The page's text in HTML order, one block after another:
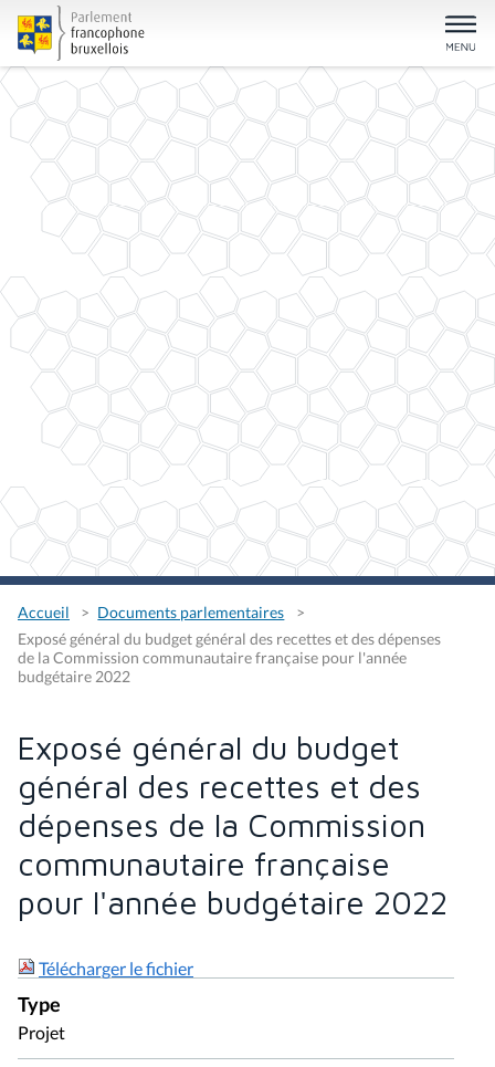
Accueil
Documents parlementaires
Exposé général du budget général des recettes et des dépenses
de la Commission communautaire française pour l'année
budgétaire 2022
Exposé général du budget
général des recettes et des
dépenses de la Commission
communautaire française
pour l'année budgétaire 2022
Télécharger le fichier
Type
Projet